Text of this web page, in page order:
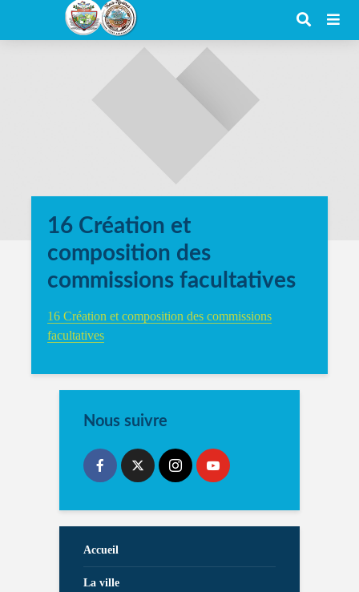
16 Création et
composition des
commissions facultatives
16 Création et composition des commissions
facultatives
Nous suivre
Accueil
La ville